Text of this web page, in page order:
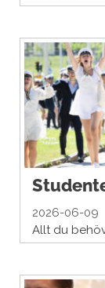
2026-06-09
Allt du